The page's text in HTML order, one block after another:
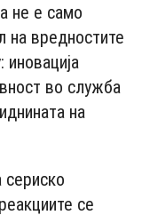
не е само
на вредностите
во служба
на
сериско
се